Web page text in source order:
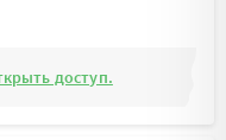
доступ.